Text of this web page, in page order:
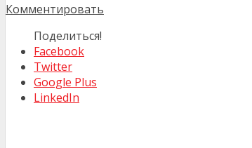
Комментировать
Поделиться!
Facebook
Twitter
Google Plus
LinkedIn